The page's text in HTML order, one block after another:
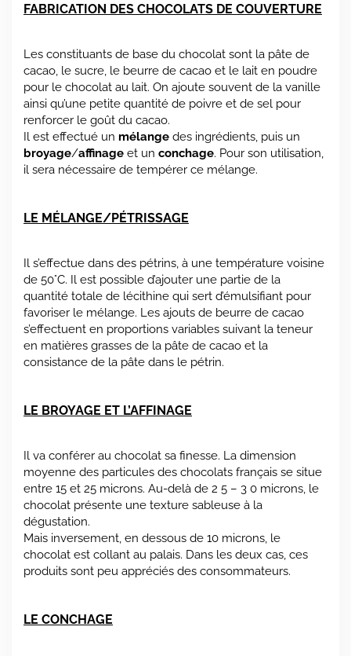
FABRICATION DES CHOCOLATS DE COUVERTURE
Les constituants de base du chocolat sont la pâte de
cacao, le sucre, le beurre de cacao et le lait en poudre
pour le chocolat au lait. On ajoute souvent de la vanille
ainsi qu’une petite quantité de poivre et de sel pour
renforcer le goût du cacao.
Il est effectué un mélange des ingrédients, puis un
broyage/affinage et un conchage. Pour son utilisation,
il sera nécessaire de tempérer ce mélange.
LE MÉLANGE/PÉTRISSAGE
Il s’effectue dans des pétrins, à une température voisine
de 50°C. Il est possible d’ajouter une partie de la
quantité totale de lécithine qui sert d’émulsifiant pour
favoriser le mélange. Les ajouts de beurre de cacao
s’effectuent en proportions variables suivant la teneur
en matières grasses de la pâte de cacao et la
consistance de la pâte dans le pétrin.
LE BROYAGE ET L’AFFINAGE
Il va conférer au chocolat sa finesse. La dimension
moyenne des particules des chocolats français se situe
entre 15 et 25 microns. Au-delà de 2 5 – 3 0 microns, le
chocolat présente une texture sableuse à la
dégustation.
Mais inversement, en dessous de 10 microns, le
chocolat est collant au palais. Dans les deux cas, ces
produits sont peu appréciés des consommateurs.
LE CONCHAGE